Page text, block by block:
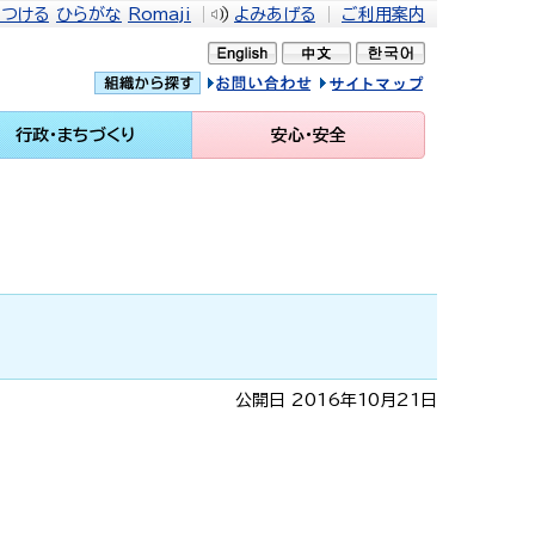
ける ひらがな Romaji よみあげる ご利用案内
問い合せ イトマップ
行政・まちづくり 安心・安全
公開日 2016年10月21日